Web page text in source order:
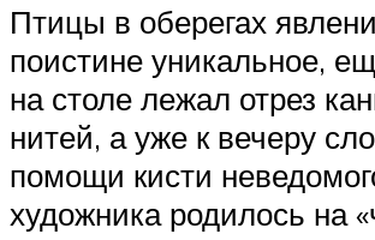
Птицы в оберегах
поистине уникальное,
на столе лежал отрез
нитей, а уже к вечеру
помощи кисти
художника родилось на